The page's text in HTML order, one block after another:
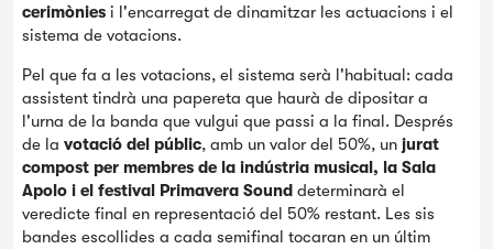
cerimònies i l'encarregat de dinamitzar les actuacions i el
sistema de votacions.
Pel que fa a les votacions, el sistema serà l'habitual: cada
assistent tindrà una papereta que haurà de dipositar a
l'urna de la banda que vulgui que passi a la final. Després
de la votació del públic, amb un valor del 50%, un jurat
compost per membres de la indústria musical, la Sala
Apolo i el festival Primavera Sound determinarà el
veredicte final en representació del 50% restant. Les sis
bandes escollides a cada semifinal tocaran en un últim